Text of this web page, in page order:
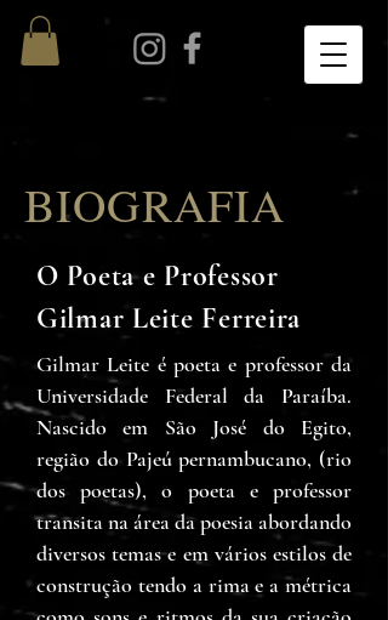
BIOGRAFIA
O Poeta e Professor
Gilmar Leite Ferreira
Gilmar Leite é poeta e professor da
Universidade Federal da Paraíba.
Nascido em São José do Egito,
região do Pajeú pernambucano, (rio
dos poetas), o poeta e professor
transita na área da poesia abordando
diversos temas e em vários estilos de
construção tendo a rima e a métrica